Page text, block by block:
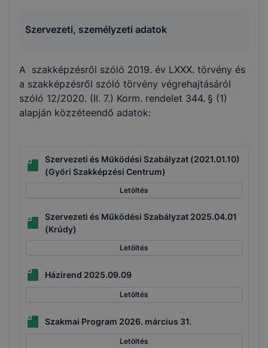
Szervezeti, személyzeti adatok
A szakképzésről szóló 2019. év LXXX. törvény és
a szakképzésről szóló törvény végrehajtásáról
szóló 12/2020. (II. 7.) Korm. rendelet 344. § (1)
alapján közzéteendő adatok:
Szervezeti és Működési Szabályzat (2021.01.10)
(Győri Szakképzési Centrum)
Letöltés
Szervezeti és Működési Szabályzat 2025.04.01
(Krúdy)
Letöltés
Házirend 2025.09.09
Letöltés
Szakmai Program 2026. március 31.
Letöltés